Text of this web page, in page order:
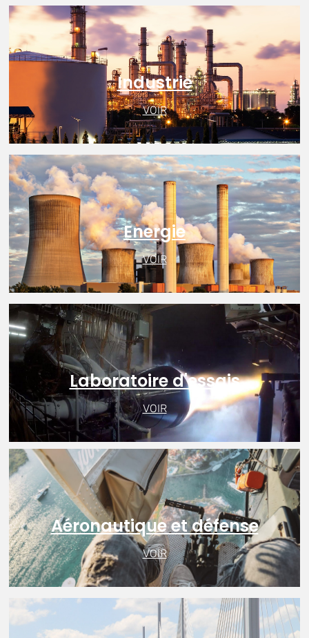
Industrie
VOIR
Energie
VOIR
Laboratoire d'essais
VOIR
Aéronautique et défense
VOIR